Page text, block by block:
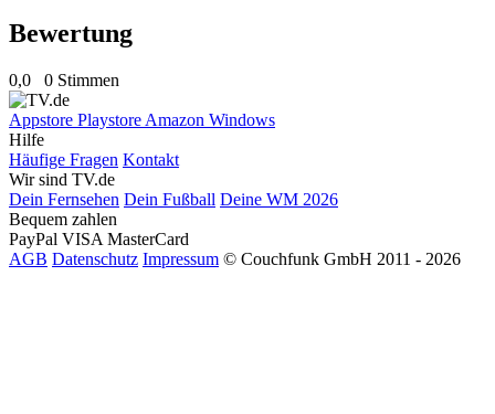
Bewertung
0,0 0 Stimmen
Appstore Playstore Amazon Windows
Hilfe
Häufige Fragen Kontakt
Wir sind TV.de
Dein Fernsehen Dein Fußball Deine WM 2026
Bequem zahlen
PayPal VISA MasterCard
AGB Datenschutz Impressum © Couchfunk GmbH 2011 - 2026